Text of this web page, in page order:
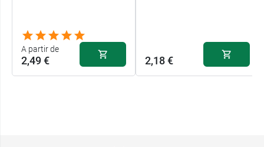
A partir de
2,49 € 2,18 €